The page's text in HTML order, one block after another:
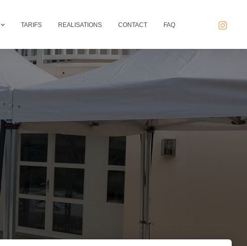
TARIFS REALISATIONS CONTACT FAQ